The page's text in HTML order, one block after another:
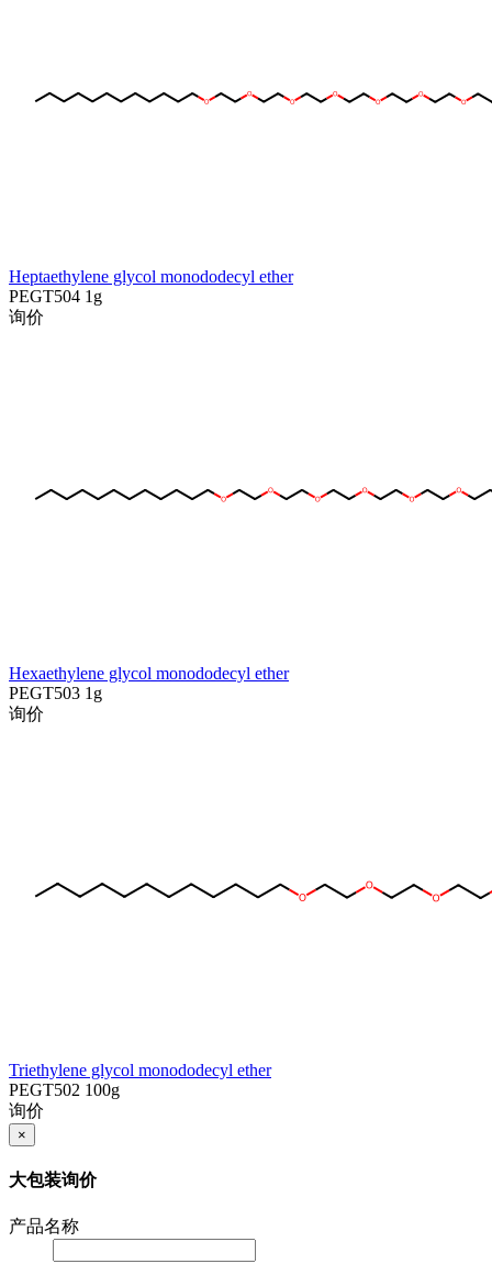
Heptaethylene glycol monododecyl ether
PEGT504 1g
询价
Hexaethylene glycol monododecyl ether
PEGT503 1g
询价
Triethylene glycol monododecyl ether
PEGT502 100g
询价
×
大包装询价
产品名称